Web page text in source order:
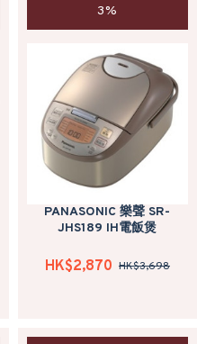
3%
PANASONIC 樂聲 SR-
JHS189 IH電飯煲
HK$2,870 HK$3,698